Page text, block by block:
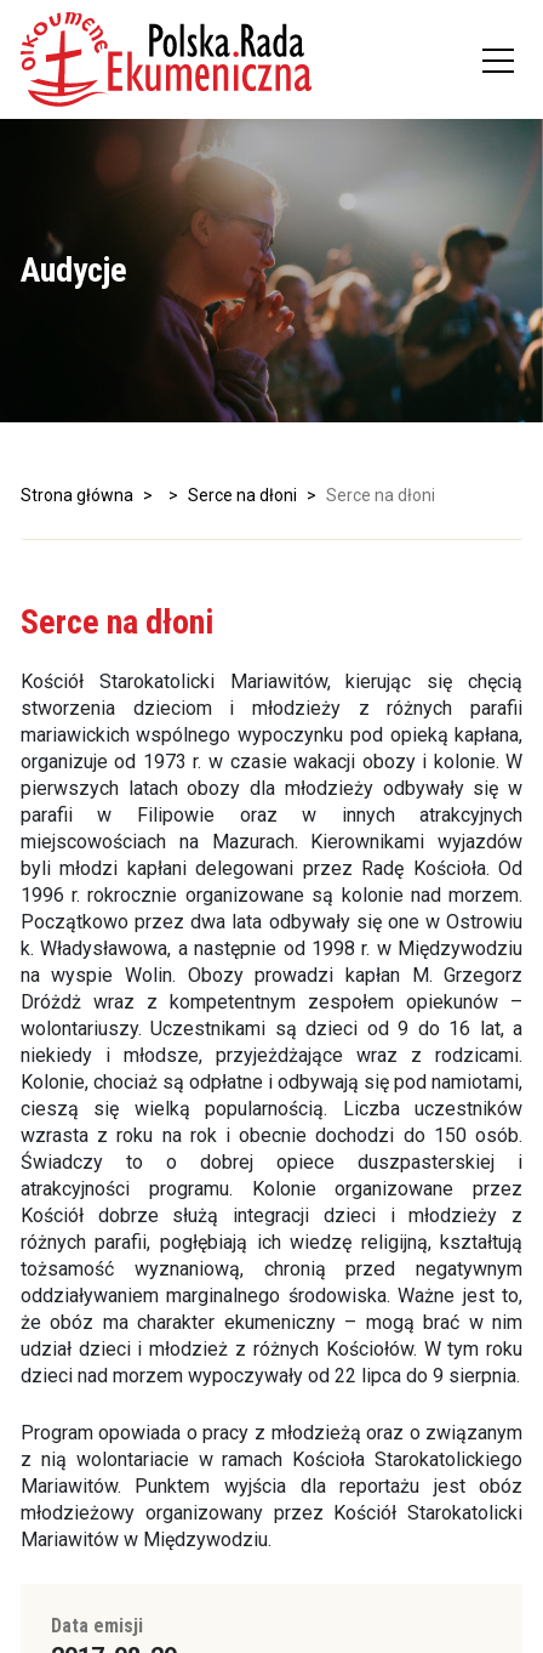
Audycje
Strona główna > > Serce na dłoni > Serce na dłoni
Serce na dłoni
Kościół Starokatolicki Mariawitów, kierując się chęcią
stworzenia dzieciom i młodzieży z różnych parafii
mariawickich wspólnego wypoczynku pod opieką kapłana,
organizuje od 1973 r. w czasie wakacji obozy i kolonie. W
pierwszych latach obozy dla młodzieży odbywały się w
parafii w Filipowie oraz w innych atrakcyjnych
miejscowościach na Mazurach. Kierownikami wyjazdów
byli młodzi kapłani delegowani przez Radę Kościoła. Od
1996 r. rokrocznie organizowane są kolonie nad morzem.
Początkowo przez dwa lata odbywały się one w Ostrowiu
k. Władysławowa, a następnie od 1998 r. w Międzywodziu
na wyspie Wolin. Obozy prowadzi kapłan M. Grzegorz
Dróżdż wraz z kompetentnym zespołem opiekunów –
wolontariuszy. Uczestnikami są dzieci od 9 do 16 lat, a
niekiedy i młodsze, przyjeżdżające wraz z rodzicami.
Kolonie, chociaż są odpłatne i odbywają się pod namiotami,
cieszą się wielką popularnością. Liczba uczestników
wzrasta z roku na rok i obecnie dochodzi do 150 osób.
Świadczy to o dobrej opiece duszpasterskiej i
atrakcyjności programu. Kolonie organizowane przez
Kościół dobrze służą integracji dzieci i młodzieży z
różnych parafii, pogłębiają ich wiedzę religijną, kształtują
tożsamość wyznaniową, chronią przed negatywnym
oddziaływaniem marginalnego środowiska. Ważne jest to,
że obóz ma charakter ekumeniczny – mogą brać w nim
udział dzieci i młodzież z różnych Kościołów. W tym roku
dzieci nad morzem wypoczywały od 22 lipca do 9 sierpnia.
Program opowiada o pracy z młodzieżą oraz o związanym
z nią wolontariacie w ramach Kościoła Starokatolickiego
Mariawitów. Punktem wyjścia dla reportażu jest obóz
młodzieżowy organizowany przez Kościół Starokatolicki
Mariawitów w Międzywodziu.
Data emisji